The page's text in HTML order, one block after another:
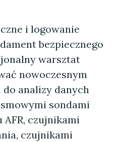
i logowanie
bezpiecznego
warsztat
nowoczesnym
analizy danych
sondami
czujnikami
czujnikami